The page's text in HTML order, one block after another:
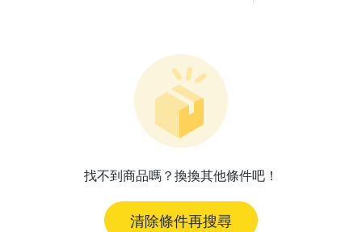
找不到商品嗎？換換其他條件吧！
清除條件再搜尋